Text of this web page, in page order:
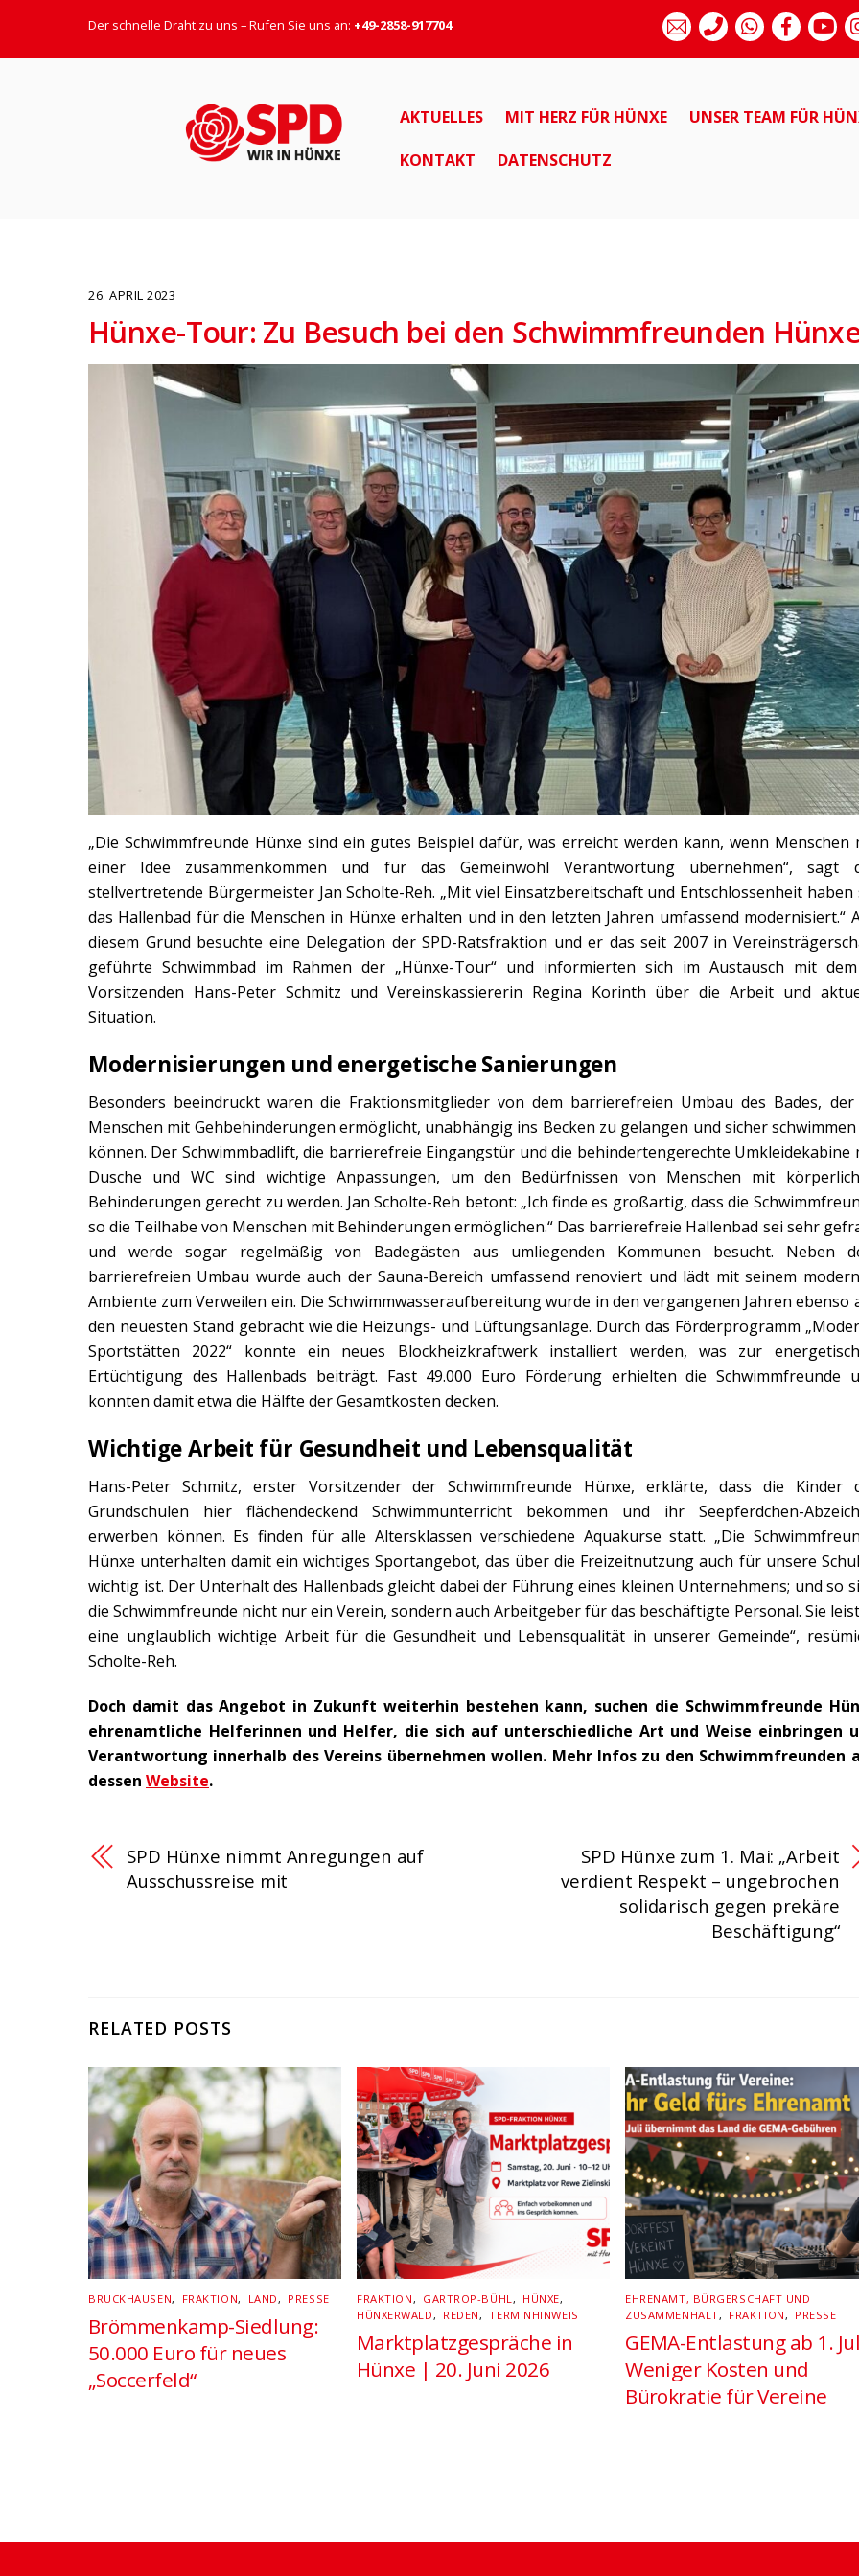
Der schnelle Draht zu uns – Rufen Sie uns an: +49-2858-917704
AKTUELLES MIT HERZ FÜR HÜNXE UNSER TEAM FÜR
KONTAKT DATENSCHUTZ
26. APRIL 2023
Hünxe-Tour: Zu Besuch bei den Schwimmfreunden
„Die Schwimmfreunde Hünxe sind ein gutes Beispiel dafür, was erreicht werden kann, wenn Menschen
einer Idee zusammenkommen und für das Gemeinwohl Verantwortung übernehmen“, sagt
stellvertretende Bürgermeister Jan Scholte-Reh. „Mit viel Einsatzbereitschaft und Entschlossenheit haben
das Hallenbad für die Menschen in Hünxe erhalten und in den letzten Jahren umfassend modernisiert.“
diesem Grund besuchte eine Delegation der SPD-Ratsfraktion und er das seit 2007 in
geführte Schwimmbad im Rahmen der „Hünxe-Tour“ und informierten sich im Austausch mit
Vorsitzenden Hans-Peter Schmitz und Vereinskassiererin Regina Korinth über die Arbeit und
Situation.
Modernisierungen und energetische Sanierungen
Besonders beeindruckt waren die Fraktionsmitglieder von dem barrierefreien Umbau des Bades, der
Menschen mit Gehbehinderungen ermöglicht, unabhängig ins Becken zu gelangen und sicher
können. Der Schwimmbadlift, die barrierefreie Eingangstür und die behindertengerechte Umkleidekabine
Dusche und WC sind wichtige Anpassungen, um den Bedürfnissen von Menschen mit
Behinderungen gerecht zu werden. Jan Scholte-Reh betont: „Ich finde es großartig, dass die
so die Teilhabe von Menschen mit Behinderungen ermöglichen.“ Das barrierefreie Hallenbad sei sehr
und werde sogar regelmäßig von Badegästen aus umliegenden Kommunen besucht. Neben
barrierefreien Umbau wurde auch der Sauna-Bereich umfassend renoviert und lädt mit seinem
Ambiente zum Verweilen ein. Die Schwimmwasseraufbereitung wurde in den vergangenen Jahren ebenso
den neuesten Stand gebracht wie die Heizungs- und Lüftungsanlage. Durch das Förderprogramm
Sportstätten 2022“ konnte ein neues Blockheizkraftwerk installiert werden, was zur
Ertüchtigung des Hallenbads beiträgt. Fast 49.000 Euro Förderung erhielten die Schwimmfreunde
konnten damit etwa die Hälfte der Gesamtkosten decken.
Wichtige Arbeit für Gesundheit und Lebensqualität
Hans-Peter Schmitz, erster Vorsitzender der Schwimmfreunde Hünxe, erklärte, dass die Kinder
Grundschulen hier flächendeckend Schwimmunterricht bekommen und ihr Seepferdchen-
erwerben können. Es finden für alle Altersklassen verschiedene Aquakurse statt. „Die
Hünxe unterhalten damit ein wichtiges Sportangebot, das über die Freizeitnutzung auch für unsere
wichtig ist. Der Unterhalt des Hallenbads gleicht dabei der Führung eines kleinen Unternehmens; und so
die Schwimmfreunde nicht nur ein Verein, sondern auch Arbeitgeber für das beschäftigte Personal. Sie
eine unglaublich wichtige Arbeit für die Gesundheit und Lebensqualität in unserer Gemeinde“,
Scholte-Reh.
Doch damit das Angebot in Zukunft weiterhin bestehen kann, suchen die Schwimmfreunde
ehrenamtliche Helferinnen und Helfer, die sich auf unterschiedliche Art und Weise einbringen
Verantwortung innerhalb des Vereins übernehmen wollen. Mehr Infos zu den Schwimmfreunden
dessen Website.
SPD Hünxe nimmt Anregungen auf
Ausschussreise mit
SPD Hünxe zum 1. Mai: „Arbeit
verdient Respekt – ungebrochen
solidarisch gegen prekäre
Beschäftigung“
RELATED POSTS
BRUCKHAUSEN, FRAKTION, LAND, PRESSE
Brömmenkamp-Siedlung:
50.000 Euro für neues
„Soccerfeld“
FRAKTION, GARTROP-BÜHL, HÜNXE,
HÜNXERWALD, REDEN, TERMINHINWEIS
Marktplatzgespräche in
Hünxe | 20. Juni 2026
EHRENAMT, BÜRGERSCHAFT UND
ZUSAMMENHALT, FRAKTION, PRESSE
GEMA-Entlastung ab 1.
Weniger Kosten und
Bürokratie für Vereine